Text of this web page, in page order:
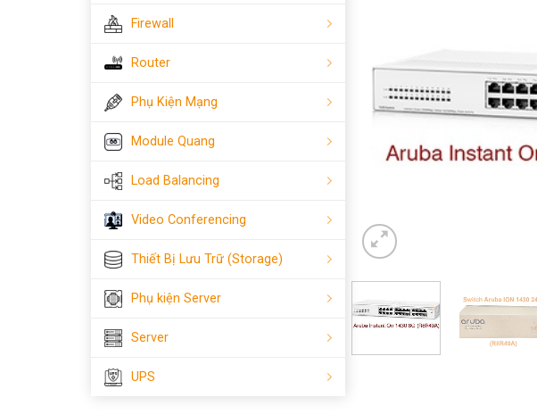
Firewall
Router
Phụ Kiện Mạng
Module Quang
Load Balancing
Video Conferencing
Thiết Bị Lưu Trữ (Storage)
Phụ kiện Server
Server
UPS